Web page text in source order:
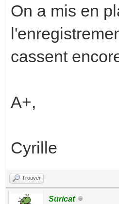
On a mis en
cassent
A+,
Cyrille
Trouver
Suricat